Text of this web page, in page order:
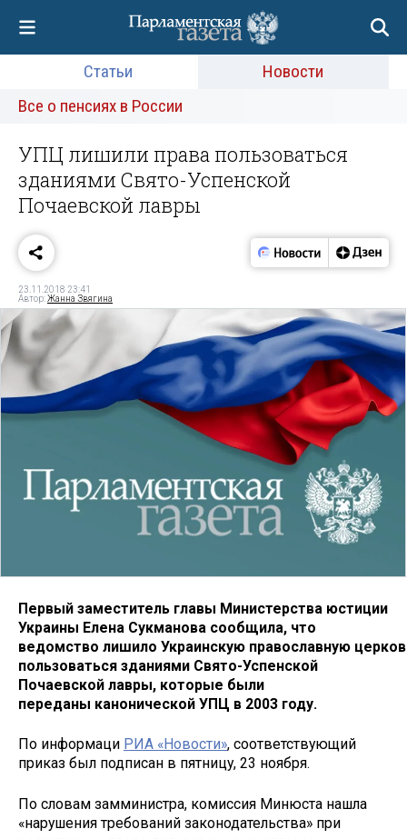
Статьи
Новости
Все о пенсиях в России
УПЦ лишили права пользоваться
зданиями Свято-Успенской
Почаевской лавры
23.11.2018 23:41
Автор:Жанна Звягина
Первый заместитель главы Министерства юстиции
Украины Елена Сукманова сообщила, что
ведомство лишило Украинскую православную
пользоваться зданиями Свято-Успенской
Почаевской лавры, которые были
переданы канонической УПЦ в 2003 году.
По информаци РИА «Новости», соответствующий
приказ был подписан в пятницу, 23 ноября.
По словам замминистра, комиссия Минюста нашла
«нарушения требований законодательства» при